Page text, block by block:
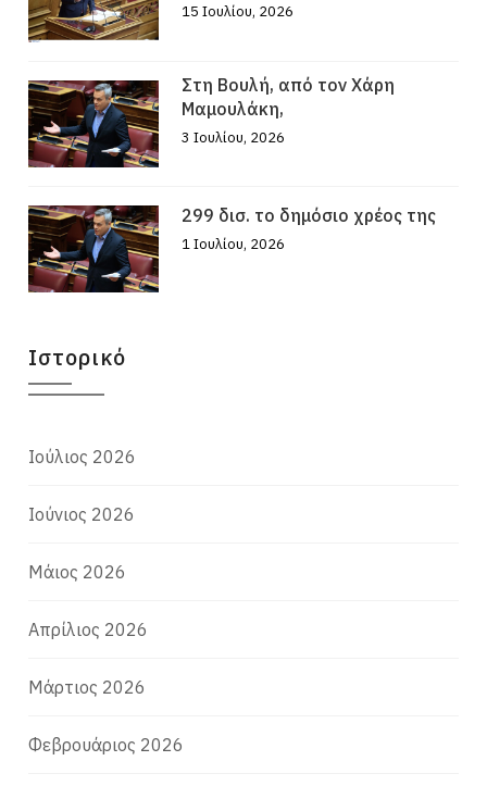
15 Ιουλίου, 2026
Στη Βουλή, από τον Χάρη
Μαμουλάκη,
3 Ιουλίου, 2026
299 δισ. το δημόσιο χρέος της
1 Ιουλίου, 2026
Ιστορικό
Ιούλιος 2026
Ιούνιος 2026
Μάιος 2026
Απρίλιος 2026
Μάρτιος 2026
Φεβρουάριος 2026